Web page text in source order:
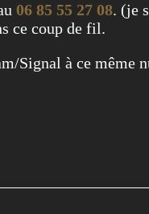
06 85 55 27 08. (je
ce coup de fil.
Signal à ce même